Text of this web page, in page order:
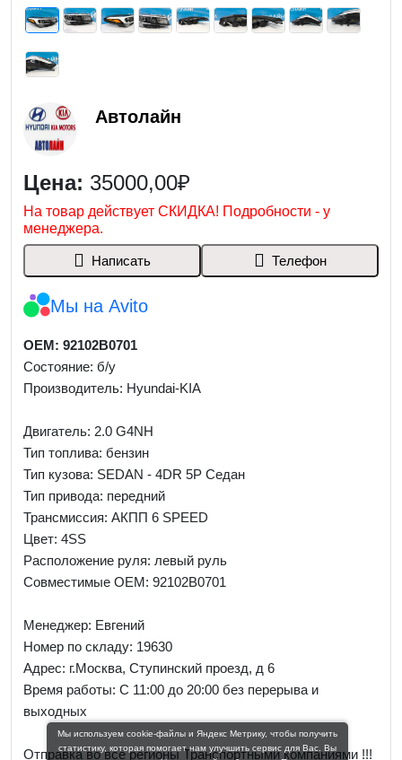
Автолайн
Цена: 35000,00₽
На товар действует СКИДКА! Подробности - у
менеджера.
Написать Телефон
Мы на Avito
OEM: 92102B0701
Состояние: б/у
Производитель: Hyundai-KIA
Двигатель: 2.0 G4NH
Тип топлива: бензин
Тип кузова: SEDAN - 4DR 5P Седан
Тип привода: передний
Трансмиссия: AКПП 6 SPEED
Цвет: 4SS
Расположение руля: левый руль
Совместимые OEM: 92102B0701
Менеджер: Евгений
Номер по складу: 19630
Адрес: г.Москва, Ступинский проезд, д 6
Время работы: С 11:00 до 20:00 без перерыва и
выходных
Отправка во все регионы Транспортными компаниями !!!
Мы используем cookie-файлы и Яндекс Метрику, чтобы получить
статистику, которая помогает нам улучшить сервис для Вас. Вы